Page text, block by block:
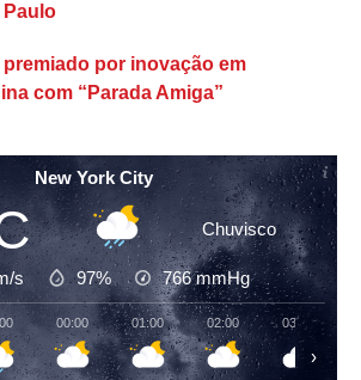
Paulo
premiado por inovação em
com “Parada Amiga”
New York City
Chuvisco
s 97% 766mmHg
00:00 01:00 02:00 03:00
›